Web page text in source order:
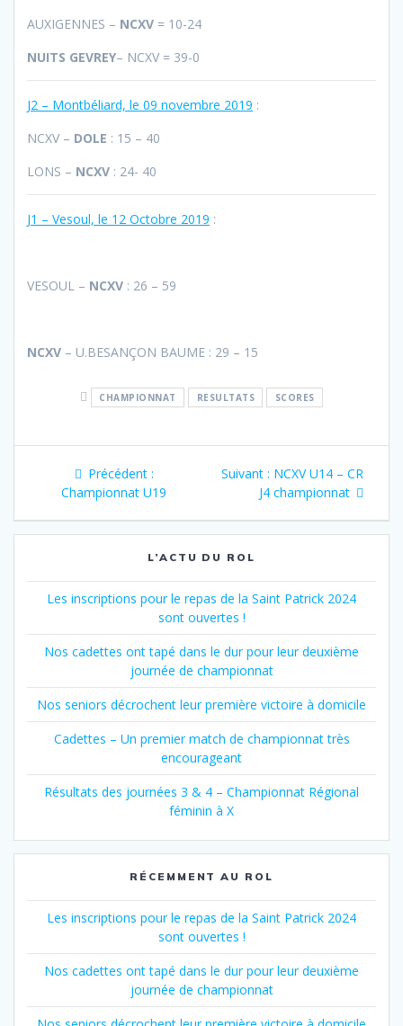
AUXIGENNES – NCXV = 10-24
NUITS GEVREY– NCXV = 39-0
J2 – Montbéliard, le 09 novembre 2019 :
NCXV – DOLE : 15 – 40
LONS – NCXV : 24- 40
J1 – Vesoul, le 12 Octobre 2019 :
VESOUL – NCXV : 26 – 59
NCXV – U.BESANÇON BAUME : 29 – 15
CHAMPIONNAT RESULTATS SCORES
Navigation
l’article
Précédent :Article
précédent
Championnat U19
Suivant : Article
suivant
NCXV U14 – CR
J4 championnat
L’ACTU DU ROL
Les inscriptions pour le repas de la Saint Patrick 2024
sont ouvertes !
Nos cadettes ont tapé dans le dur pour leur deuxième
journée de championnat
Nos seniors décrochent leur première victoire à domicile
Cadettes – Un premier match de championnat très
encourageant
Résultats des journées 3 & 4 – Championnat Régional
féminin à X
RÉCEMMENT AU ROL
Les inscriptions pour le repas de la Saint Patrick 2024
sont ouvertes !
Nos cadettes ont tapé dans le dur pour leur deuxième
journée de championnat